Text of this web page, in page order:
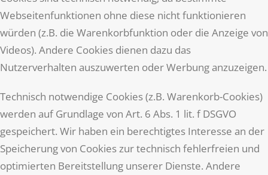
Webseitenfunktionen ohne diese nicht funktionieren
würden (z.B. die Warenkorbfunktion oder die Anzeige von
Videos). Andere Cookies dienen dazu das
Nutzerverhalten auszuwerten oder Werbung anzuzeigen.
Technisch notwendige Cookies (z.B. Warenkorb-Cookies)
werden auf Grundlage von Art. 6 Abs. 1 lit. f DSGVO
gespeichert. Wir haben ein berechtigtes Interesse an der
Speicherung von Cookies zur technisch fehlerfreien und
optimierten Bereitstellung unserer Dienste. Andere